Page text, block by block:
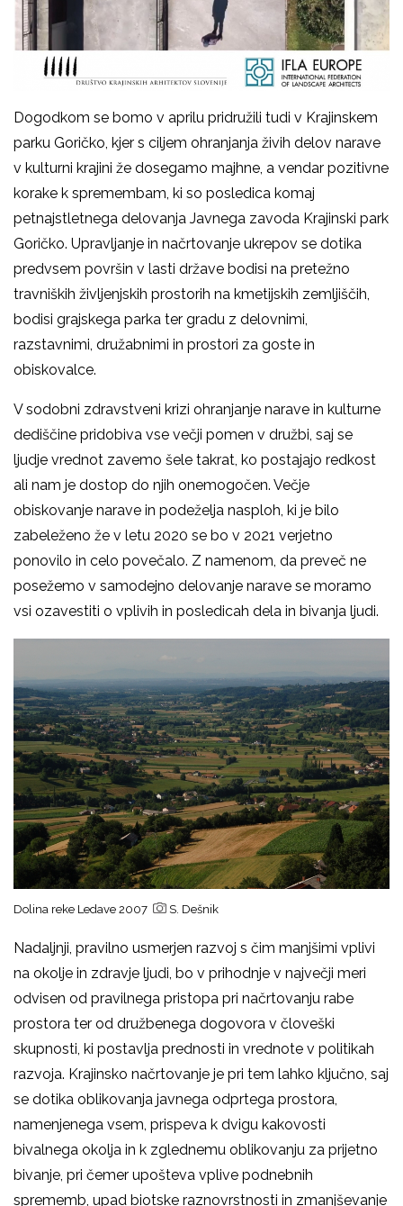
Dogodkom se bomo v aprilu pridružili tudi v Krajinskem
parku Goričko, kjer s ciljem ohranjanja živih delov narave
v kulturni krajini že dosegamo majhne, a vendar pozitivne
korake k spremembam, ki so posledica komaj
petnajstletnega delovanja Javnega zavoda Krajinski park
Goričko. Upravljanje in načrtovanje ukrepov se dotika
predvsem površin v lasti države bodisi na pretežno
travniških življenjskih prostorih na kmetijskih zemljiščih,
bodisi grajskega parka ter gradu z delovnimi,
razstavnimi, družabnimi in prostori za goste in
obiskovalce.
V sodobni zdravstveni krizi ohranjanje narave in kulturne
dediščine pridobiva vse večji pomen v družbi, saj se
ljudje vrednot zavemo šele takrat, ko postajajo redkost
ali nam je dostop do njih onemogočen. Večje
obiskovanje narave in podeželja nasploh, ki je bilo
zabeleženo že v letu 2020 se bo v 2021 verjetno
ponovilo in celo povečalo. Z namenom, da preveč ne
posežemo v samodejno delovanje narave se moramo
vsi ozavestiti o vplivih in posledicah dela in bivanja ljudi.
Dolina reke Ledave 2007 S. Dešnik
Nadaljnji, pravilno usmerjen razvoj s čim manjšimi vplivi
na okolje in zdravje ljudi, bo v prihodnje v največji meri
odvisen od pravilnega pristopa pri načrtovanju rabe
prostora ter od družbenega dogovora v človeški
skupnosti, ki postavlja prednosti in vrednote v politikah
razvoja. Krajinsko načrtovanje je pri tem lahko ključno, saj
se dotika oblikovanja javnega odprtega prostora,
namenjenega vsem, prispeva k dvigu kakovosti
bivalnega okolja in k zglednemu oblikovanju za prijetno
bivanje, pri čemer upošteva vplive podnebnih
sprememb, upad biotske raznovrstnosti in zmanjševanje